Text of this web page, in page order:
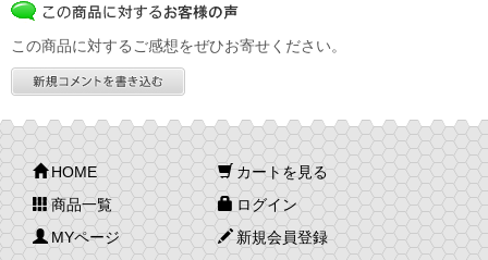
この商品に対するご感想をぜひお寄せください。
HOME
商品一覧
MYページ
カートを見る
ログイン
新規会員登録